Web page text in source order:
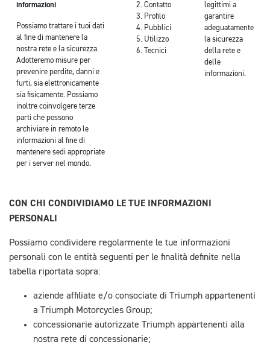
informazioni
Possiamo trattare i tuoi dati
al fine di mantenere la
nostra rete e la sicurezza.
Adotteremo misure per
prevenire perdite, danni e
furti, sia elettronicamente
sia fisicamente. Possiamo
inoltre coinvolgere terze
parti che possono
archiviare in remoto le
informazioni al fine di
mantenere sedi appropriate
per i server nel mondo.
Contatto
Profilo
Pubblici
Utilizzo
Tecnici
legittimi a
garantire
adeguatamente
la sicurezza
della rete e
delle
informazioni.
CON CHI CONDIVIDIAMO LE TUE INFORMAZIONI
PERSONALI
Possiamo condividere regolarmente le tue informazioni
personali con le entità seguenti per le finalità definite nella
tabella riportata sopra:
aziende affiliate e/o consociate di Triumph appartenenti
a Triumph Motorcycles Group;
concessionarie autorizzate Triumph appartenenti alla
nostra rete di concessionarie;